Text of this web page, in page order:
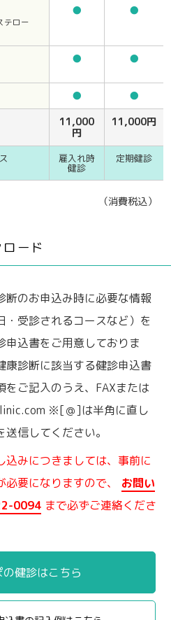
テロー
● ●
● ●
●
●
11,000
円
11,000円
雇入れ時
健診
定期健診
（消費税込）
ード
断のお申込み時に必要な情報
・受診されるコースなど）を
申込書をご用意しておりま
康診断に該当する健診申込書
をご記入のうえ、FAXまたは
※[＠]は半角に直し
信してください。
みにつきましては、事前に
要になりますので、
お問い
0094 まで必ずご連絡くださ
健診はこちら